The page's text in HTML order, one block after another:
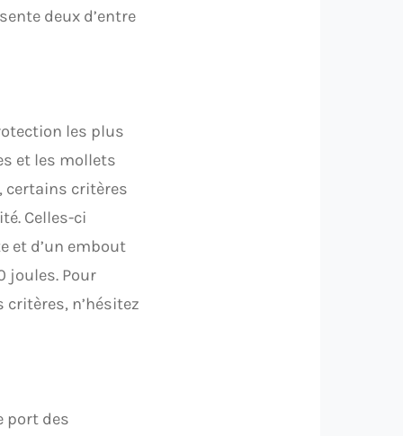
deux d’entre
les plus
et les mollets
certains critères
Celles-ci
et d’un embout
joules. Pour
n’hésitez
port des